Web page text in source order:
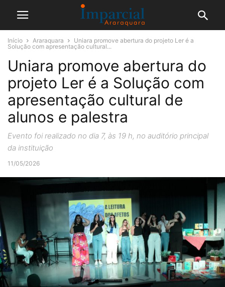
Início Araraquara
Uniara promove abertura do projeto Ler é a
Solução com apresentação cultural...
Uniara promove abertura do
projeto Ler é a Solução com
apresentação cultural de
alunos e palestra
Evento foi realizado no dia 7, às 19 h, no auditório principal
da instituição
11/05/2026